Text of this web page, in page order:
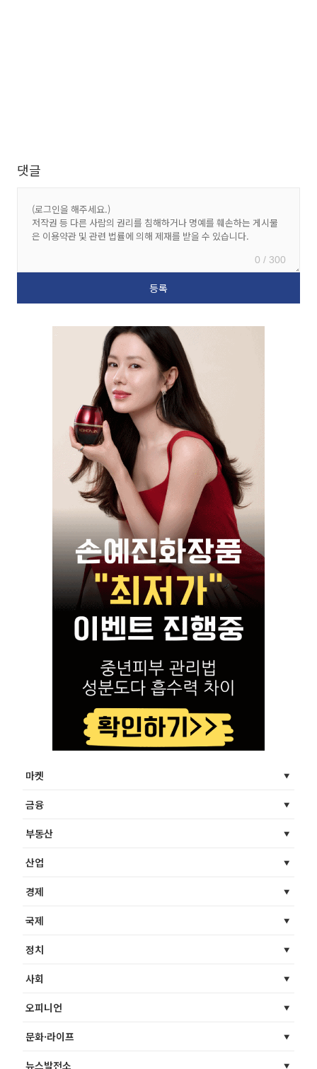
댓글
0 / 300
마켓
금융
부동산
산업
경제
국제
정치
사회
오피니언
문화·라이프
뉴스발전소